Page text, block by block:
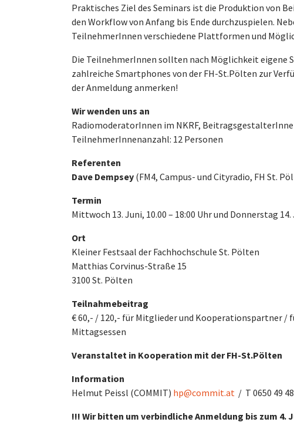
Praktisches Ziel des Seminars ist die Produktion von
den Workflow von Anfang bis Ende durchzuspielen.
TeilnehmerInnen verschiedene Plattformen und
Die TeilnehmerInnen sollten nach Möglichkeit eigene
zahlreiche Smartphones von der FH-St.Pölten zur
der Anmeldung anmerken!
Wir wenden uns an
RadiomoderatorInnen im NKRF,
TeilnehmerInnenanzahl: 12 Personen
Referenten
Dave Dempsey (FM4, Campus- und Cityradio, FH St.
Termin
Mittwoch 13. Juni, 10.00 – 18:00 Uhr und Donnerstag 14.
Ort
Kleiner Festsaal der Fachhochschule St. Pölten
Matthias Corvinus-Straße 15
3100 St. Pölten
Teilnahmebeitrag
€ 60,- / 120,- für Mitglieder und Kooperationspartner
Mittagsessen
Veranstaltet in Kooperation mit der FH-St.Pölten
Information
Helmut Peissl (COMMIT) hp@commit.at / T 0650 49
!!! Wir bitten um verbindliche Anmeldung bis zum 4.